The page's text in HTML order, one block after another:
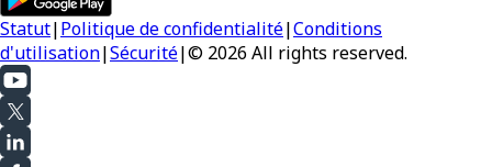
Statut|Politique de confidentialité|Conditions
d'utilisation|Sécurité|© 2026 All rights reserved.